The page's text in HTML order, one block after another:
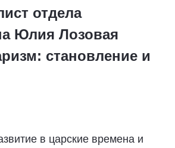
отдела
Юлия Лозовая
становление и
в царские времена и